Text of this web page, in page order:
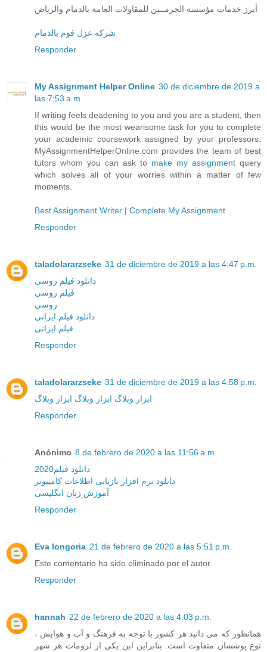
أبرز خدمات مؤسسة الحرمــين للمقاولات العامة بالدمام والرياض
شركه عزل فوم بالدمام
Responder
My Assignment Helper Online 30 de diciembre de 2019 a
las 7:53 a.m.
If writing feels deadening to you and you are a student, then
this would be the most wearisome task for you to complete
your academic coursework assigned by your professors.
MyAssignmentHelperOnline.com provides the team of best
tutors whom you can ask to make my assignment query
which solves all of your worries within a matter of few
moments.
Best Assignment Writer | Complete My Assignment
Responder
taladolararzseke 31 de diciembre de 2019 a las 4:47 p.m.
دانلود فیلم روسی
فیلم روسی
روسی
دانلود فیلم ایرانی
فیلم ایرانی
Responder
taladolararzseke 31 de diciembre de 2019 a las 4:58 p.m.
ابزار وبلاگ ابزار وبلاگ ابزار وبلاگ
Responder
Anónimo 8 de febrero de 2020 a las 11:56 a.m.
دانلود فیلم2020
دانلود نرم افزار بازیابی اطلاعات کامپیوتر
آموزش زبان انگلیسی
Responder
Eva longoria 21 de febrero de 2020 a las 5:51 p.m.
Este comentario ha sido eliminado por el autor.
Responder
hannah 22 de febrero de 2020 a las 4:03 p.m.
همانطور که می دانید هر کشور با توجه به فرهنگ و آب و هوایش ،
نوع پوششان متفاوت است. بنابراین این یکی از لزومات هر شهر